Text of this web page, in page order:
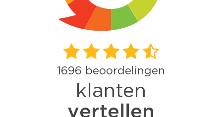
1696 beoordelingen
klanten
vertellen